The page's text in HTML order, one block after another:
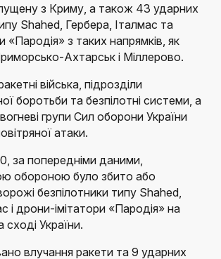
з Криму, а також 43 ударних
Shahed, Гербера, Італмас та
«Пародія» з таких напрямків, як
Ахтарськ і Міллерово.
війська, підрозділи
боротьби та безпілотні системи, а
групи Сил оборони України
атаки.
за попередніми даними,
обороною було збито або
безпілотники типу Shahed,
і дрони-імітатори «Пародія» на
сході України.
влучання ракети та 9 ударних